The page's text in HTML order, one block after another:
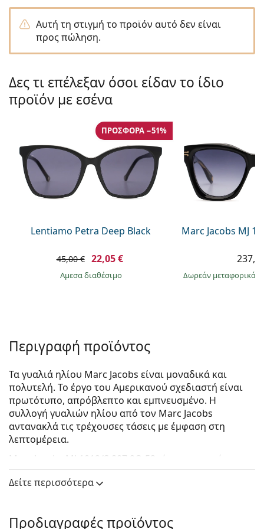
Persol
Prada
Όλες οι μάρκες
Αυτή τη στιγμή το προϊόν αυτό δεν είναι
προς πώληση.
Δες τι επέλεξαν όσοι είδαν το ίδιο
προϊόν με εσένα
Lentiamo Petra Deep Black
ΠΡΟΣΦΟΡΆ −51%
45,00 € 22,05 €
άμεσα διαθέσιμο
Marc Jacobs MJ
Δωρεάν μεταφορικά
Περιγραφή προϊόντος
Τα γυαλιά ηλίου Marc Jacobs είναι μοναδικά και
πολυτελή. Το έργο του Αμερικανού σχεδιαστή είναι
πρωτότυπο, απρόβλεπτο και εμπνευσμένο. Η
συλλογή γυαλιών ηλίου από τον Marc Jacobs
αντανακλά τις τρέχουσες τάσεις με έμφαση στη
λεπτομέρεια.
Marc Jacobs MJ 1012/S 807 9O 52
είναι γυναικεία
γυαλιά ηλίου.
Δείτε πώς φαίνονται πάνω σας αυτά τα γυαλιά ηλίου
Lentiamo.
Δείτε περισσότερα
Προδιαγραφές προϊόντος